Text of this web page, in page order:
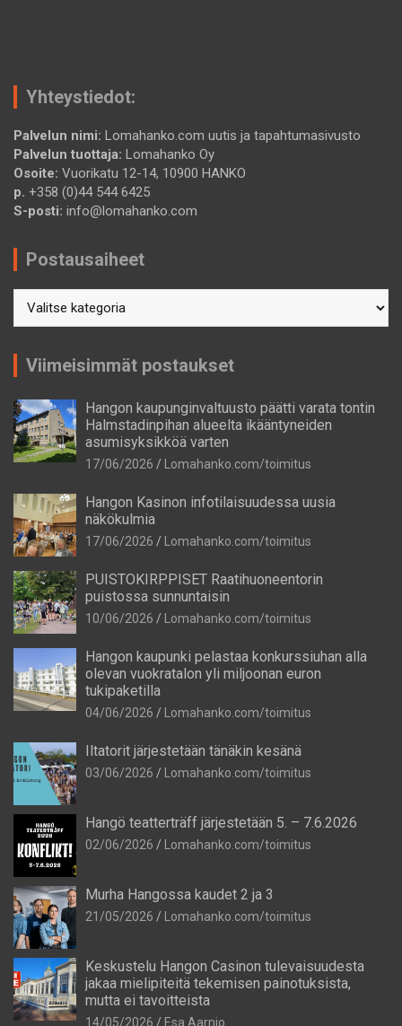
Yhteystiedot:
Palvelun nimi: Lomahanko.com uutis ja tapahtumasivusto
Palvelun tuottaja: Lomahanko Oy
Osoite: Vuorikatu 12-14, 10900 HANKO
p. +358 (0)44 544 6425
S-posti: info@lomahanko.com
Postausaiheet
Viimeisimmät postaukset
Hangon kaupunginvaltuusto päätti varata tontin
Halmstadinpihan alueelta ikääntyneiden
asumisyksikköä varten
17/06/2026 Lomahanko.com/toimitus
Hangon Kasinon infotilaisuudessa uusia
näkökulmia
17/06/2026 Lomahanko.com/toimitus
PUISTOKIRPPISET Raatihuoneentorin
puistossa sunnuntaisin
10/06/2026 Lomahanko.com/toimitus
Hangon kaupunki pelastaa konkurssiuhan alla
olevan vuokratalon yli miljoonan euron
tukipaketilla
04/06/2026 Lomahanko.com/toimitus
Iltatorit järjestetään tänäkin kesänä
03/06/2026 Lomahanko.com/toimitus
Hangö teatterträff järjestetään 5. – 7.6.2026
02/06/2026 Lomahanko.com/toimitus
Murha Hangossa kaudet 2 ja 3
21/05/2026 Lomahanko.com/toimitus
Keskustelu Hangon Casinon tulevaisuudesta
jakaa mielipiteitä tekemisen painotuksista,
mutta ei tavoitteista
14/05/2026 Esa Aarnio